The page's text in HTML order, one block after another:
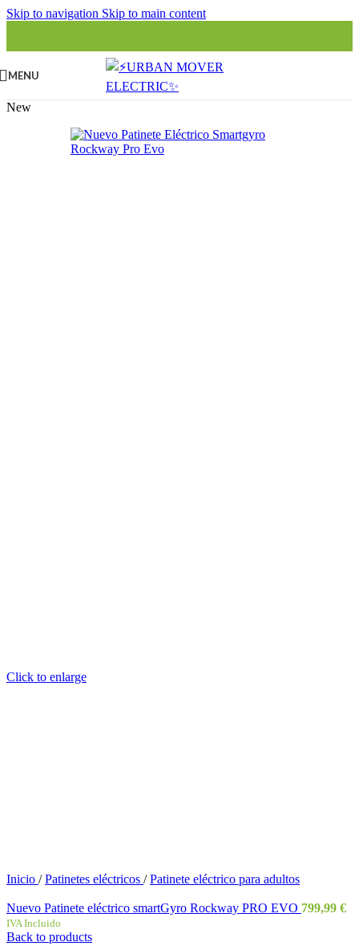
Skip to navigation Skip to main content
MENU
New
Click to enlarge
Inicio / Patinetes eléctricos / Patinete eléctrico para adultos
Nuevo Patinete eléctrico smartGyro Rockway PRO EVO 799,99 €
IVA Incluido
Back to products